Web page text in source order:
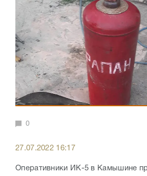
0
27.07.2022 16:17
Оперативники ИК-5 в Камышине